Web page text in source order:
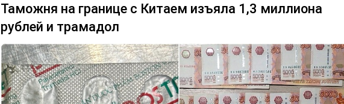
Таможня на границе с Китаем изъяла 1,3 миллиона
рублей и трамадол